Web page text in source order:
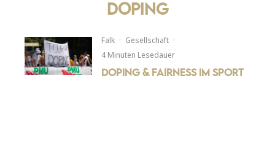
doping
Falk · Gesellschaft ·
4 Minuten Lesedauer
Doping & Fairness im Sport